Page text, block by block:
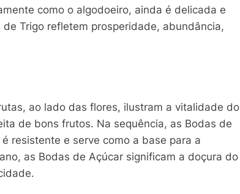
como o algodoeiro, ainda é delicada e
Trigo refletem prosperidade, abundância,
ao lado das flores, ilustram a vitalidade do
de bons frutos. Na sequência, as Bodas de
resistente e serve como a base para a
as Bodas de Açúcar significam a doçura do